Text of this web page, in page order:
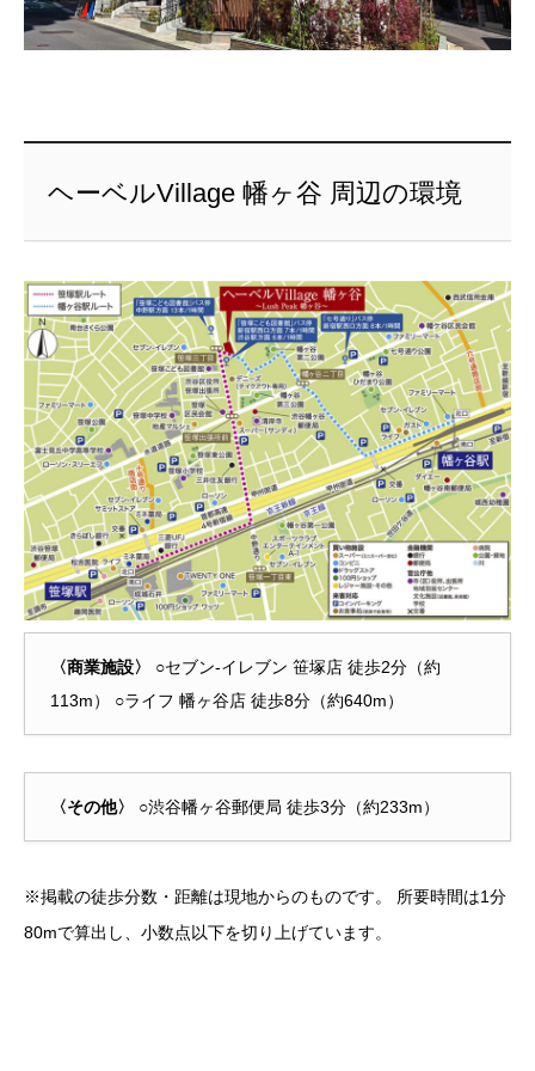
ヘーベルVillage 幡ヶ谷 周辺の環境
〈商業施設〉
○セブン-イレブン 笹塚店 徒歩2分（約
113m） ○ライフ 幡ヶ谷店 徒歩8分（約640m）
〈その他〉 ○渋谷幡ヶ谷郵便局 徒歩3分（約233m）
※掲載の徒歩分数・距離は現地からのものです。 所要時間は1分
80mで算出し、小数点以下を切り上げています。